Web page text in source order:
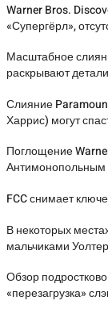
Warner Bros.
«Супергёрл»,
Масштабное
раскрывают
Слияние
Харрис) могут
Поглощение
Антимонопольным
FCC снимает
В некоторых
мальчиками
Обзор
«перезагрузка»